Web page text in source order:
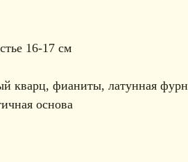
16-17 см
кварц, фианиты, латунная
основа